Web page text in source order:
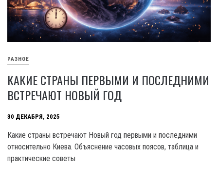
РАЗНОЕ
КАКИЕ СТРАНЫ ПЕРВЫМИ И ПОСЛЕДНИМИ
ВСТРЕЧАЮТ НОВЫЙ ГОД
30 ДЕКАБРЯ, 2025
Какие страны встречают Новый год первыми и последними
относительно Киева. Объяснение часовых поясов, таблица и
практические советы